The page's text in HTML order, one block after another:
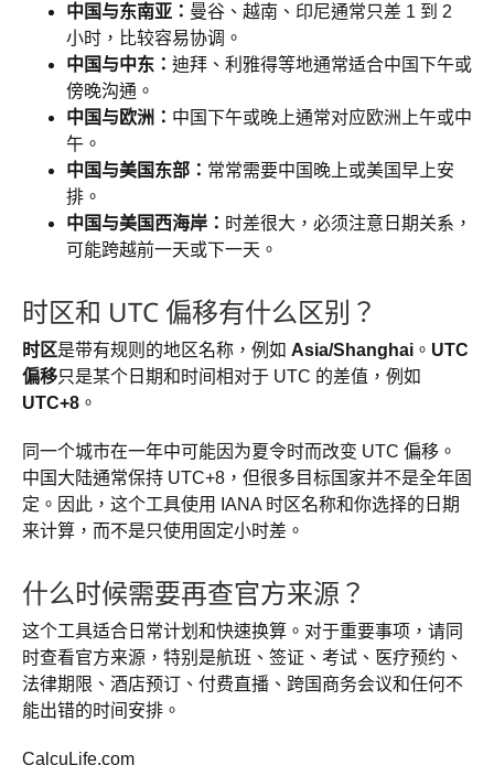
中国与东南亚： 曼谷、越南、印尼通常只差 1 到 2
小时，比较容易协调。
中国与中东： 迪拜、利雅得等地通常适合中国下午或
傍晚沟通。
中国与欧洲： 中国下午或晚上通常对应欧洲上午或中
午。
中国与美国东部： 常常需要中国晚上或美国早上安
排。
中国与美国西海岸： 时差很大，必须注意日期关系，
可能跨越前一天或下一天。
时区和 UTC 偏移有什么区别？
时区是带有规则的地区名称，例如 Asia/Shanghai 。 UTC
偏移只是某个日期和时间相对于 UTC 的差值，例如
UTC+8 。
同一个城市在一年中可能因为夏令时而改变 UTC 偏移。
中国大陆通常保持 UTC+8，但很多目标国家并不是全年固
定。因此，这个工具使用 IANA 时区名称和你选择的日期
来计算，而不是只使用固定小时差。
什么时候需要再查官方来源？
这个工具适合日常计划和快速换算。对于重要事项，请同
时查看官方来源，特别是航班、签证、考试、医疗预约、
法律期限、酒店预订、付费直播、跨国商务会议和任何不
能出错的时间安排。
CalcuLife.com